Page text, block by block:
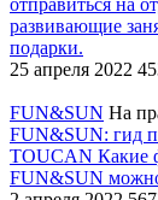
развивающие
подарки.
25 апреля 2022
FUN&SUN На
FUN&SUN: гид
TOUCAN Какие
FUN&SUN